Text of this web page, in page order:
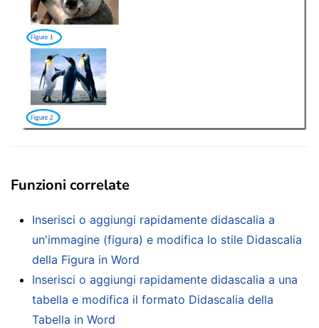
Funzioni correlate
Inserisci o aggiungi rapidamente didascalia a
un'immagine (figura) e modifica lo stile Didascalia
della Figura in Word
Inserisci o aggiungi rapidamente didascalia a una
tabella e modifica il formato Didascalia della
Tabella in Word